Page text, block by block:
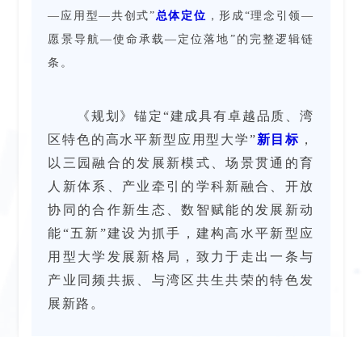
—应用型—共创式”总体定位 ，形成“理念引领—
愿景导航—使命承载—定位落地”的完整逻辑链
条。
《规划》锚定“建成具有卓越品质、湾
区特色的高水平新型应用型大学”新目标 ，
以三园融合的发展新模式、场景贯通的育
人新体系、产业牵引的学科新融合、开放
协同的合作新生态、数智赋能的发展新动
能“五新”建设为抓手，建构高水平新型应
用型大学发展新格局，致力于走出一条与
产业同频共振、与湾区共生共荣的特色发
展新路。